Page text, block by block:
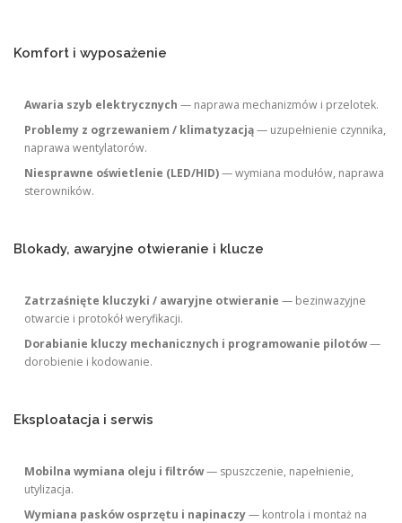
Komfort i wyposażenie
Awaria szyb elektrycznych — naprawa mechanizmów i przelotek.
Problemy z ogrzewaniem / klimatyzacją— uzupełnienie czynnika,
naprawa wentylatorów.
Niesprawne oświetlenie (LED/HID)— wymiana modułów, naprawa
sterowników.
Blokady, awaryjne otwieranie i klucze
Zatrzaśnięte kluczyki / awaryjne otwieranie — bezinwazyjne
otwarcie i protokół weryfikacji.
Dorabianie kluczy mechanicznych i programowanie pilotów—
dorobienie i kodowanie.
Eksploatacja i serwis
Mobilna wymiana oleju i filtrów— spuszczenie, napełnienie,
utylizacja.
Wymiana pasków osprzętu i napinaczy— kontrola i montaż na